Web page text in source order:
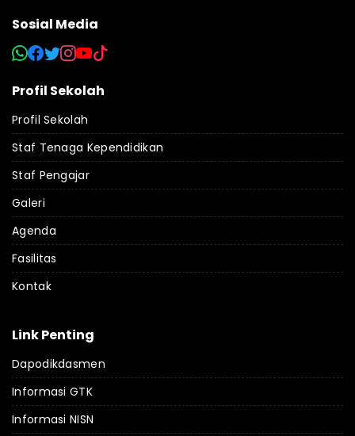
Sosial Media
Profil Sekolah
Profil Sekolah
Staf Tenaga Kependidikan
Staf Pengajar
Galeri
Agenda
Fasilitas
Kontak
Link Penting
Dapodikdasmen
Informasi GTK
Informasi NISN